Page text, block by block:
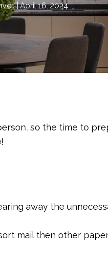
April 16, 2024
so the time to
away the
mail then other